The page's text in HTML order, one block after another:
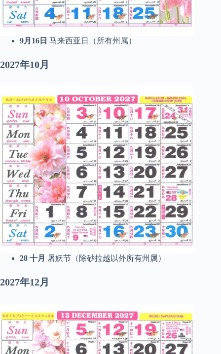
9月16日 马来西亚日（所有州属）
2027年10月
28 十月 屠妖节（除砂拉越以外所有州属）
2027年12月